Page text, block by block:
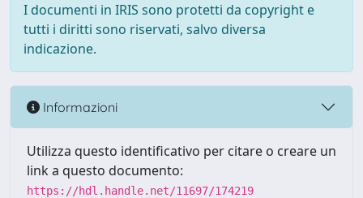
I documenti in IRIS sono protetti da copyright e
tutti i diritti sono riservati, salvo diversa
indicazione.
Informazioni
Utilizza questo identificativo per citare o creare un
link a questo documento:
https://hdl.handle.net/11697/174219